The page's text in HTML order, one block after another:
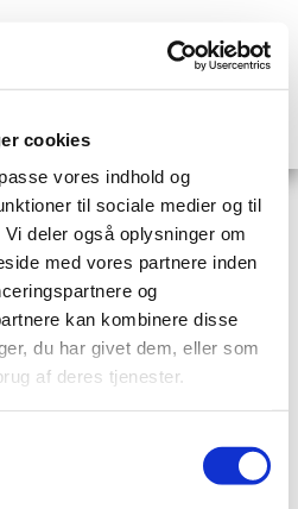
cookies
vores indhold og
til sociale medier og til
deler også oplysninger om
med vores partnere inden
og
kan kombinere disse
du har givet dem, eller som
af deres tjenester.
Android
you’re looking for. Perhaps
ErhvervsHjemmesider.dk